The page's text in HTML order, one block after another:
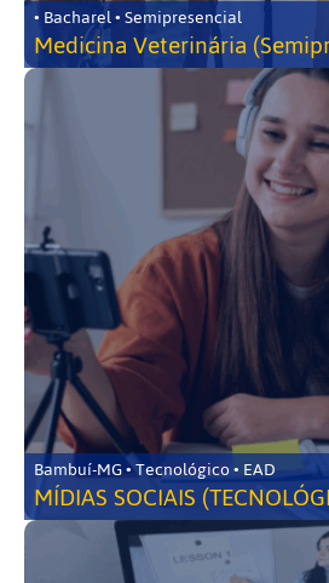
• Bacharel • Semipresencial
Medicina Veterinária
Bambuí-MG • Tecnológico • EAD
MÍDIAS SOCIAIS